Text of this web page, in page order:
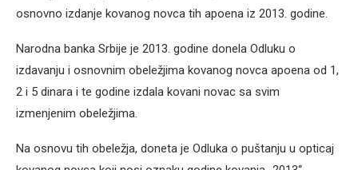
osnovno izdanje kovanog novca tih apoena iz 2013. godine.
Narodna banka Srbije je 2013. godine donela Odluku o
izdavanju i osnovnim obeležjima kovanog novca apoena od 1,
2 i 5 dinara i te godine izdala kovani novac sa svim
izmenjenim obeležjima.
Na osnovu tih obeležja, doneta je Odluka o puštanju u opticaj